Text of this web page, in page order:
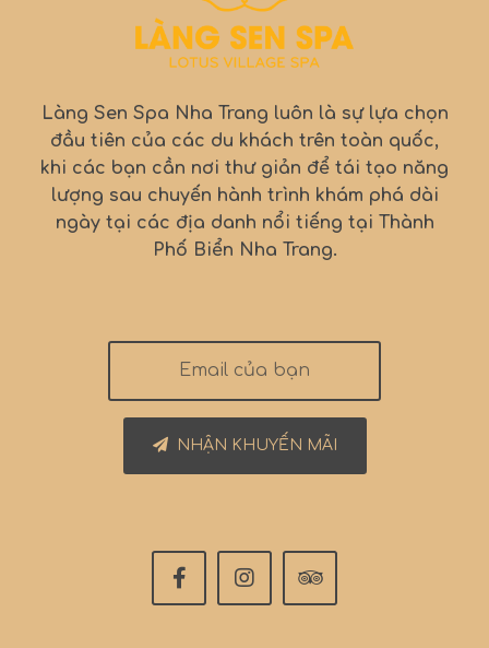
Làng Sen Spa Nha Trang luôn là sự lựa chọn
đầu tiên của các du khách trên toàn quốc,
khi các bạn cần nơi thư giản để tái tạo năng
lượng sau chuyến hành trình khám phá dài
ngày tại các địa danh nổi tiếng tại Thành
Phố Biển Nha Trang.
NHẬN KHUYẾN MÃI